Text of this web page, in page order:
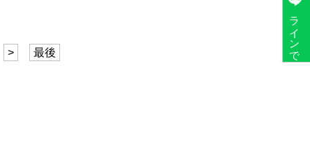
ラインで予約
> 最後